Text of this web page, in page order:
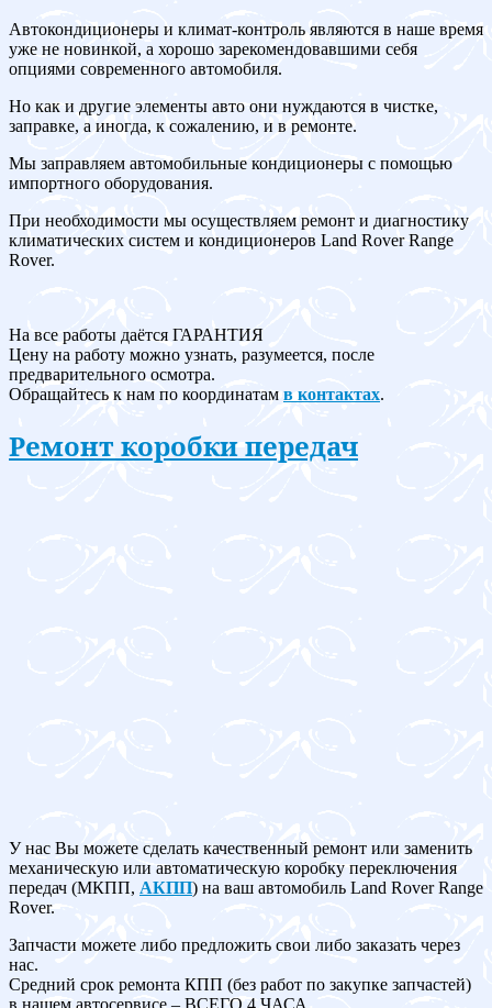
Автокондиционеры и климат-контроль являются в наше время
уже не новинкой, а хорошо зарекомендовавшими себя
опциями современного автомобиля.
Но как и другие элементы авто они нуждаются в чистке,
заправке, а иногда, к сожалению, и в ремонте.
Мы заправляем автомобильные кондиционеры с помощью
импортного оборудования.
При необходимости мы осуществляем ремонт и диагностику
климатических систем и кондиционеров Land Rover Range
Rover.
На все работы даётся ГАРАНТИЯ
Цену на работу можно узнать, разумеется, после
предварительного осмотра.
Обращайтесь к нам по координатам в контактах.
Ремонт коробки передач
У нас Вы можете сделать качественный ремонт или заменить
механическую или автоматическую коробку переключения
передач (МКПП, АКПП) на ваш автомобиль Land Rover Range
Rover.
Запчасти можете либо предложить свои либо заказать через
нас.
Средний срок ремонта КПП (без работ по закупке запчастей)
в нашем автосервисе – ВСЕГО 4 ЧАСА.